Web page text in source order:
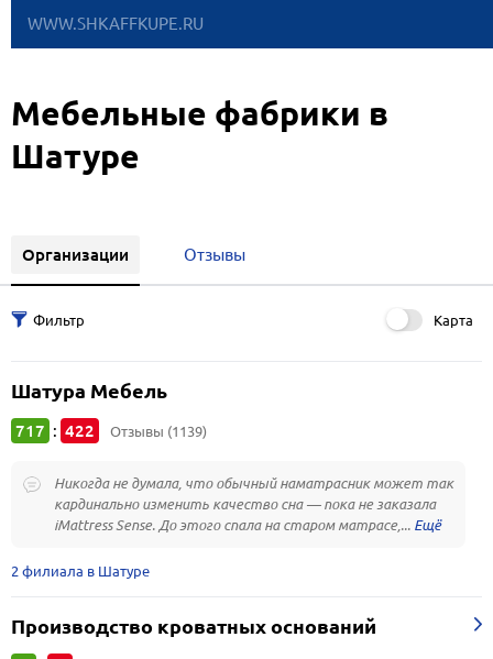
WWW.SHKAFFKUPE.RU
Мебельные фабрики в
Шатуре
Организации Отзывы
Карта
Шатура Мебель
717 : 422 Отзывы (1139)
Никогда не думала, что обычный наматрасник может так
кардинально изменить качество сна — пока не заказала
iMattress Sense. До этого спала на старом матрасе,...
2 филиала в Шатуре
Производство кроватных оснований